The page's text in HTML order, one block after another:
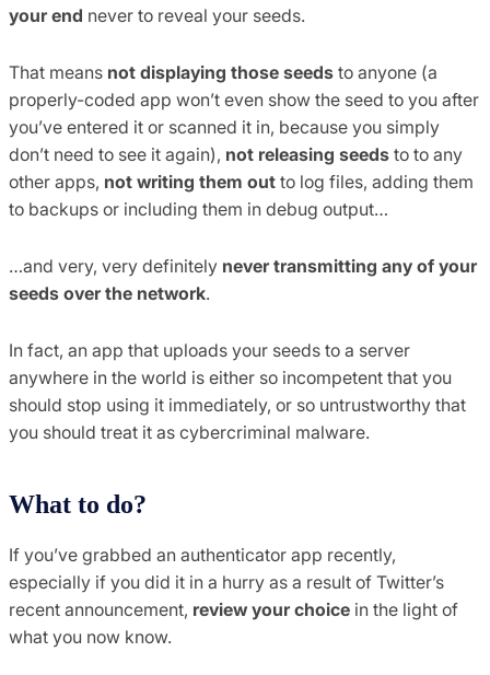
your end never to reveal your seeds.
That means not displaying those seeds to anyone (a
properly-coded app won’t even show the seed to you after
you’ve entered it or scanned it in, because you simply
don’t need to see it again), not releasing seeds to to any
other apps, not writing them out to log files, adding them
to backups or including them in debug output…
…and very, very definitely never transmitting any of your
seeds over the network.
In fact, an app that uploads your seeds to a server
anywhere in the world is either so incompetent that you
should stop using it immediately, or so untrustworthy that
you should treat it as cybercriminal malware.
What to do?
If you’ve grabbed an authenticator app recently,
especially if you did it in a hurry as a result of Twitter’s
recent announcement, review your choice in the light of
what you now know.